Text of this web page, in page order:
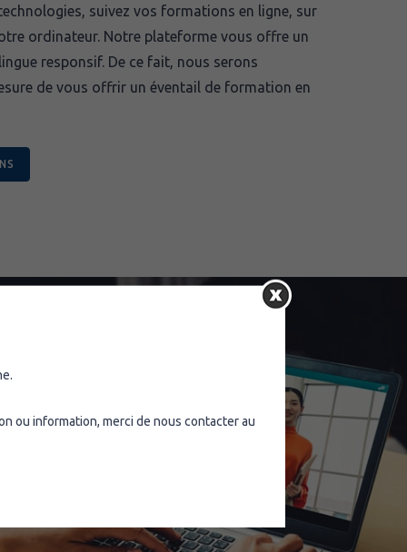
suivez vos formations en ligne, sur
ordinateur. Notre plateforme vous offre un
responsif. De ce fait, nous serons
de vous offrir un éventail de formation en
ou information, merci de nous contacter au